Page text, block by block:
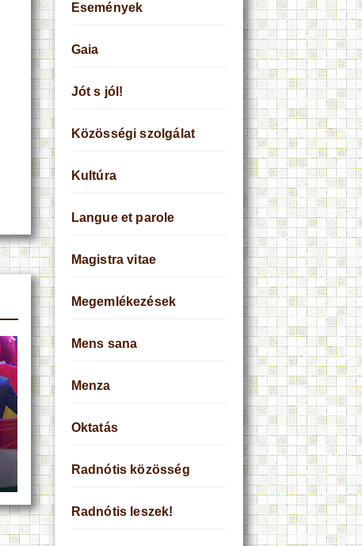
Események
Gaia
Jót s jól!
Közösségi szolgálat
Kultúra
Langue et parole
Magistra vitae
Megemlékezések
Mens sana
Menza
Oktatás
Radnótis közösség
Radnótis leszek!